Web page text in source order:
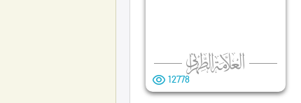
12778